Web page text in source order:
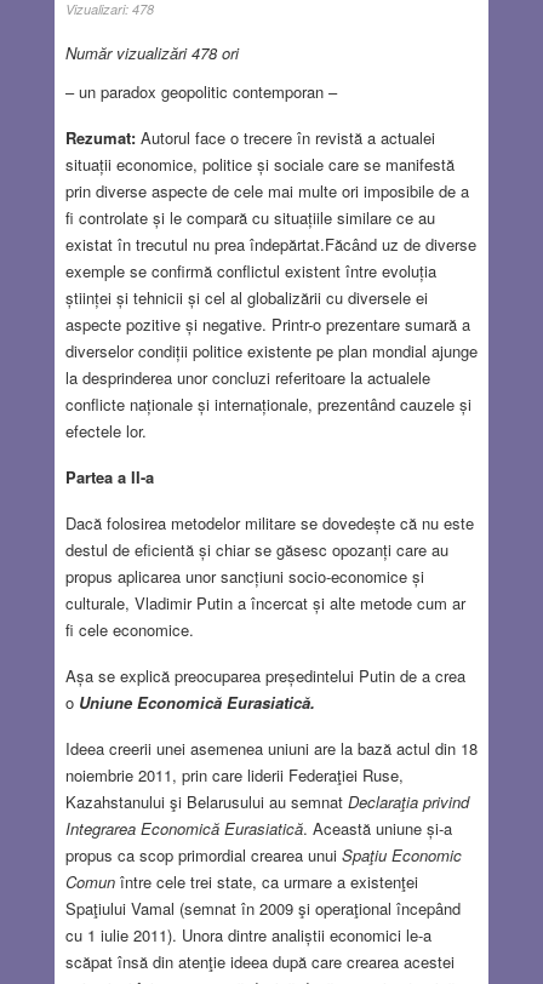
Vizualizari: 478
Număr vizualizări 478 ori
– un paradox geopolitic contemporan –
Rezumat:Autorul face o trecere în revistă a actualei
situații economice, politice și sociale care se manifestă
prin diverse aspecte de cele mai multe ori imposibile de a
fi controlate și le compară cu situațiile similare ce au
existat în trecutul nu prea îndepărtat.Făcând uz de diverse
exemple se confirmă conflictul existent între evoluția
științei și tehnicii și cel al globalizării cu diversele ei
aspecte pozitive și negative. Printr-o prezentare sumară a
diverselor condiții politice existente pe plan mondial ajunge
la desprinderea unor concluzi referitoare la actualele
conflicte naționale și internaționale, prezentând cauzele și
efectele lor.
Partea a II-a
Dacă folosirea metodelor militare se dovedește că nu este
destul de eficientă și chiar se găsesc opozanți care au
propus aplicarea unor sancțiuni socio-economice și
culturale, Vladimir Putin a încercat și alte metode cum ar
fi cele economice.
Așa se explică preocuparea președintelui Putin de a crea
o Uniune Economică Eurasiatică.
Ideea creerii unei asemenea uniuni are la bază actul din 18
noiembrie 2011, prin care liderii Federaţiei Ruse,
Kazahstanului şi Belarusului au semnat Declaraţia privind
Integrarea Economică Eurasiatică. Această uniune și-a
propus ca scop primordial crearea unui Spaţiu Economic
Comunîntre cele trei state, ca urmare a existenţei
Spaţiului Vamal (semnat în 2009 şi operaţional începând
cu 1 iulie 2011). Unora dintre analiștii economici le-a
scăpat însă din atenţie ideea după care crearea acestei